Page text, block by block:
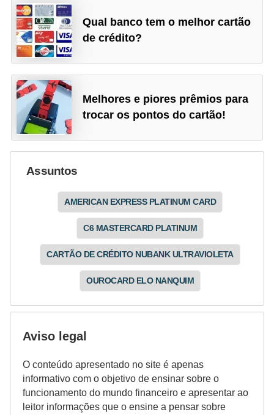
Qual banco tem o melhor cartão
de crédito?
Melhores e piores prêmios para
trocar os pontos do cartão!
Assuntos
AMERICAN EXPRESS PLATINUM CARD
C6 MASTERCARD PLATINUM
CARTÃO DE CRÉDITO NUBANK ULTRAVIOLETA
OUROCARD ELO NANQUIM
Aviso legal
O conteúdo apresentado no site é apenas
informativo com o objetivo de ensinar sobre o
funcionamento do mundo financeiro e apresentar ao
leitor informações que o ensine a pensar sobre